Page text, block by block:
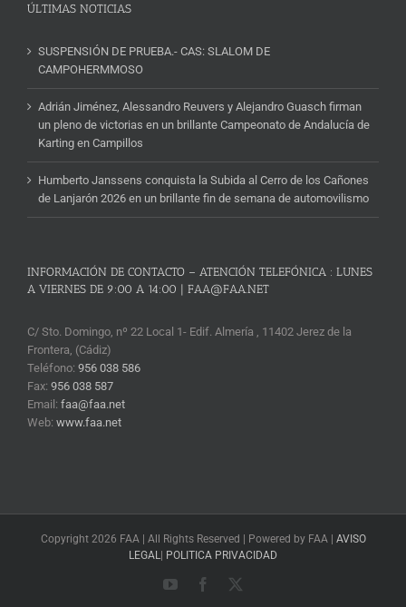
ÚLTIMAS NOTICIAS
SUSPENSIÓN DE PRUEBA.- CAS: SLALOM DE
CAMPOHERMMOSO
Adrián Jiménez, Alessandro Reuvers y Alejandro Guasch firman
un pleno de victorias en un brillante Campeonato de Andalucía de
Karting en Campillos
Humberto Janssens conquista la Subida al Cerro de los Cañones
de Lanjarón 2026 en un brillante fin de semana de automovilismo
INFORMACIÓN DE CONTACTO – ATENCIÓN TELEFÓNICA : LUNES
A VIERNES DE 9:00 A 14:00 | FAA@FAA.NET
C/ Sto. Domingo, nº 22 Local 1- Edif. Almería , 11402 Jerez de la
Frontera, (Cádiz)
Teléfono: 956 038 586
Fax: 956 038 587
Email: faa@faa.net
Web: www.faa.net
Copyright 2026 FAA | All Rights Reserved | Powered by FAA | AVISO
LEGAL | POLITICA PRIVACIDAD
YouTubeFacebook